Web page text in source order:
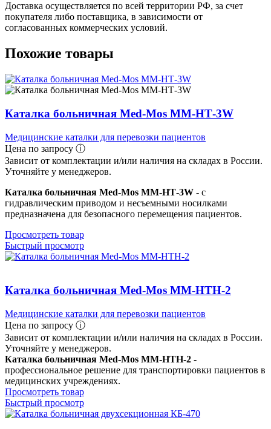
Доставка осуществляется по всей территории РФ, за счет
покупателя либо поставщика, в зависимости от
согласованных коммерческих условий.
Похожие товары
Каталка больничная Med-Mos ММ-НТ-3W
Медицинские каталки для перевозки пациентов
Цена по запросу ⓘ
Зависит от комплектации и/или наличия на складах в России.
Уточняйте у менеджеров.
Каталка больничная Med-Mos ММ-НТ-3W - с
гидравлическим приводом и несъемными носилками
предназначена для безопасного перемещения пациентов.
Просмотреть товар
Быстрый просмотр
Каталка больничная Med-Mos ММ-НТH-2
Медицинские каталки для перевозки пациентов
Цена по запросу ⓘ
Зависит от комплектации и/или наличия на складах в России.
Уточняйте у менеджеров.
Каталка больничная Med-Mos ММ-НТH-2 -
профессиональное решение для транспортировки пациентов в
медицинских учреждениях.
Просмотреть товар
Быстрый просмотр